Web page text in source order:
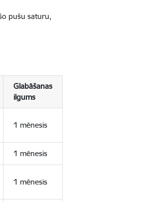
pušu saturu,
Glabāšanas
ilgums
1 mēnesis
1 mēnesis
1 mēnesis